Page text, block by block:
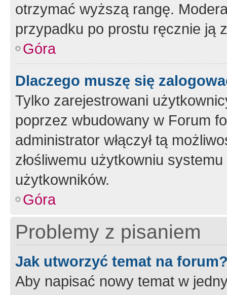
otrzymać wyższą rangę.
przypadku po prostu ręcznie ją
Góra
Dlaczego muszę się
Tylko zarejestrowani
poprzez wbudowany w Forum
administrator włączył tą
złośliwemu użytkowniu
użytkowników.
Góra
Problemy z pisaniem
Jak utworzyć temat na
Aby napisać nowy temat w